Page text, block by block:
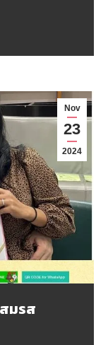
Nov
23
2024
มรส